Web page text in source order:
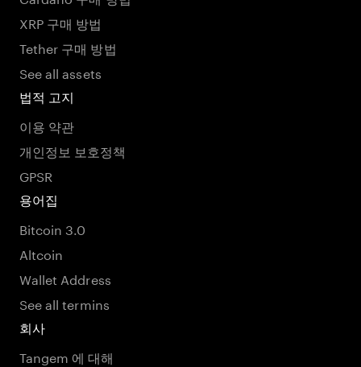
XRP 구매 방법
Tether 구매 방법
See all assets
법적 고지
이용 약관
개인정보 보호정책
GPSR
용어집
Bitcoin 3.0
Altcoin
Wallet Address
See all termins
회사
Tangem 에 대해